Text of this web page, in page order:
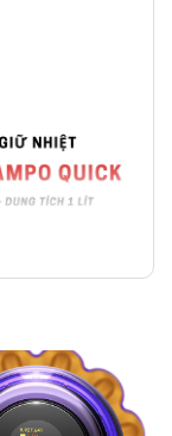
Tip,
cao cấp
lít